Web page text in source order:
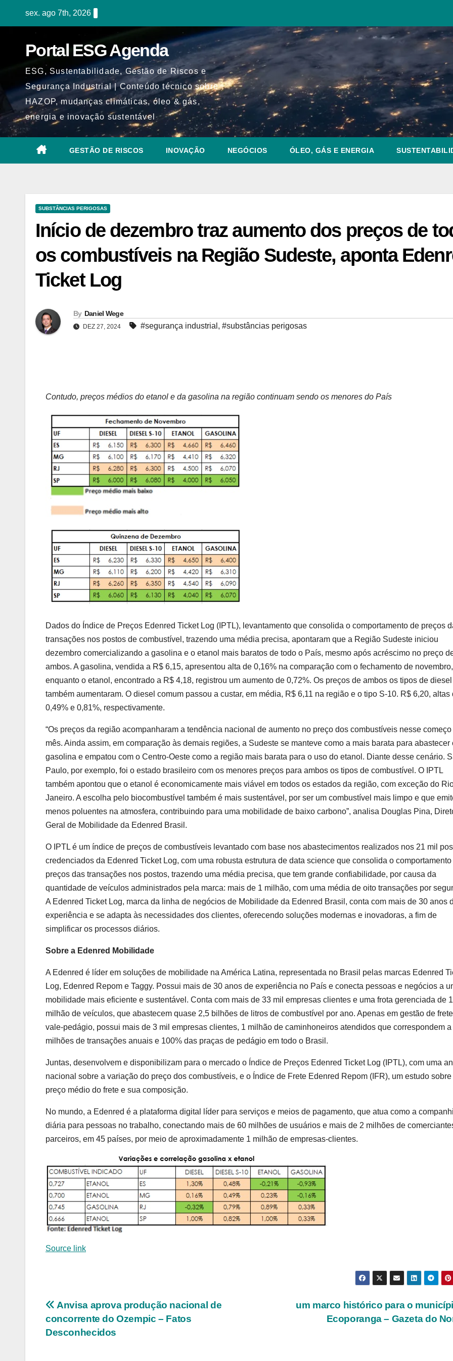
sex. ago 7th, 2026
Portal ESG Agenda
ESG, Sustentabilidade, Gestão de Riscos e
Segurança Industrial | Conteúdo técnico sobre
HAZOP, mudanças climáticas, óleo & gás,
energia e inovação sustentável
GESTÃO DE RISCOS INOVAÇÃO NEGÓCIOS ÓLEO, GÁS E ENERGIA
SUBSTÂNCIAS PERIGOSAS
Início de dezembro traz aumento dos preços de
os combustíveis na Região Sudeste, aponta
Ticket Log
By Daniel Wege
DEZ 27, 2024 #segurança industrial , #substâncias perigosas
Contudo, preços médios do etanol e da gasolina na região continuam sendo os menores do País
Dados do Índice de Preços Edenred Ticket Log (IPTL), levantamento que consolida o comportamento de preços
transações nos postos de combustível, trazendo uma média precisa, apontaram que a Região Sudeste iniciou
dezembro comercializando a gasolina e o etanol mais baratos de todo o País, mesmo após acréscimo no preço
ambos. A gasolina, vendida a R$ 6,15, apresentou alta de 0,16% na comparação com o fechamento de novembro,
enquanto o etanol, encontrado a R$ 4,18, registrou um aumento de 0,72%. Os preços de ambos os tipos de diesel
também aumentaram. O diesel comum passou a custar, em média, R$ 6,11 na região e o tipo S-10. R$ 6,20, altas
0,49% e 0,81%, respectivamente.
“Os preços da região acompanharam a tendência nacional de aumento no preço dos combustíveis nesse começo
mês. Ainda assim, em comparação às demais regiões, a Sudeste se manteve como a mais barata para abastecer
gasolina e empatou com o Centro-Oeste como a região mais barata para o uso do etanol. Diante desse cenário.
Paulo, por exemplo, foi o estado brasileiro com os menores preços para ambos os tipos de combustível. O IPTL
também apontou que o etanol é economicamente mais viável em todos os estados da região, com exceção do
Janeiro. A escolha pelo biocombustível também é mais sustentável, por ser um combustível mais limpo e que
menos poluentes na atmosfera, contribuindo para uma mobilidade de baixo carbono”, analisa Douglas Pina,
Geral de Mobilidade da Edenred Brasil.
O IPTL é um índice de preços de combustíveis levantado com base nos abastecimentos realizados nos 21 mil
credenciados da Edenred Ticket Log, com uma robusta estrutura de data science que consolida o comportamento
preços das transações nos postos, trazendo uma média precisa, que tem grande confiabilidade, por causa da
quantidade de veículos administrados pela marca: mais de 1 milhão, com uma média de oito transações por
A Edenred Ticket Log, marca da linha de negócios de Mobilidade da Edenred Brasil, conta com mais de 30 anos
experiência e se adapta às necessidades dos clientes, oferecendo soluções modernas e inovadoras, a fim de
simplificar os processos diários.
Sobre a Edenred Mobilidade
A Edenred é líder em soluções de mobilidade na América Latina, representada no Brasil pelas marcas Edenred
Log, Edenred Repom e Taggy. Possui mais de 30 anos de experiência no País e conecta pessoas e negócios a
mobilidade mais eficiente e sustentável. Conta com mais de 33 mil empresas clientes e uma frota gerenciada de 1
milhão de veículos, que abastecem quase 2,5 bilhões de litros de combustível por ano. Apenas em gestão de
vale-pedágio, possui mais de 3 mil empresas clientes, 1 milhão de caminhoneiros atendidos que correspondem a
milhões de transações anuais e 100% das praças de pedágio em todo o Brasil.
Juntas, desenvolvem e disponibilizam para o mercado o Índice de Preços Edenred Ticket Log (IPTL), com uma
nacional sobre a variação do preço dos combustíveis, e o Índice de Frete Edenred Repom (IFR), um estudo sobre
preço médio do frete e sua composição.
No mundo, a Edenred é a plataforma digital líder para serviços e meios de pagamento, que atua como a
diária para pessoas no trabalho, conectando mais de 60 milhões de usuários e mais de 2 milhões de
parceiros, em 45 países, por meio de aproximadamente 1 milhão de empresas-clientes.
Source link
Navegação
de
um marco histórico para o
Ecoporanga – Gazeta do
Anvisa aprova produção nacional de
concorrente do Ozempic – Fatos
Desconhecidos